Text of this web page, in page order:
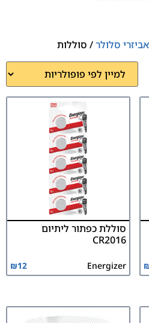
אביזרי סלולר/ סוללות
סוללת כפתור ליתיום
CR2016
Energizer
₪12